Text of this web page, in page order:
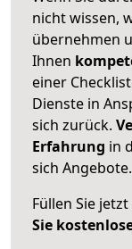
nicht wissen,
übernehmen
Ihnen
einer
Dienste in
sich zurück.
Erfahrung in
sich Angebote.
Füllen Sie
Sie